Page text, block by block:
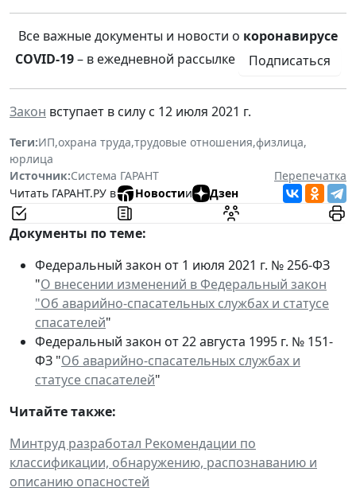
Все важные документы и новости о коронавирусе
COVID-19– в ежедневной рассылке Подписаться
Закон вступает в силу с 12 июля 2021 г.
Теги:ИП,охрана труда,трудовые отношения,физлица,
юрлица
Источник:Система ГАРАНТ
Перепечатка
Читать ГАРАНТ.РУ в
Новостии Дзен
Документы по теме:
Федеральный закон от 1 июля 2021 г. № 256-ФЗ
"О внесении изменений в Федеральный закон
"Об аварийно-спасательных службах и статусе
спасателей"
Федеральный закон от 22 августа 1995 г. № 151-
ФЗ "Об аварийно-спасательных службах и
статусе спасателей"
Читайте также:
Минтруд разработал Рекомендации по
классификации, обнаружению, распознаванию и
описанию опасностей